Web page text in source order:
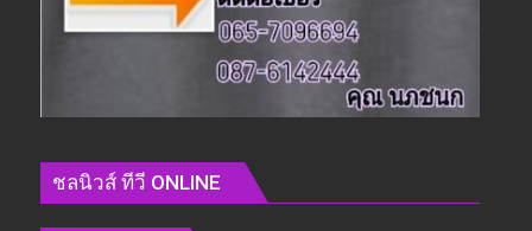
ชลนิวส์ ทีวี ONLINE